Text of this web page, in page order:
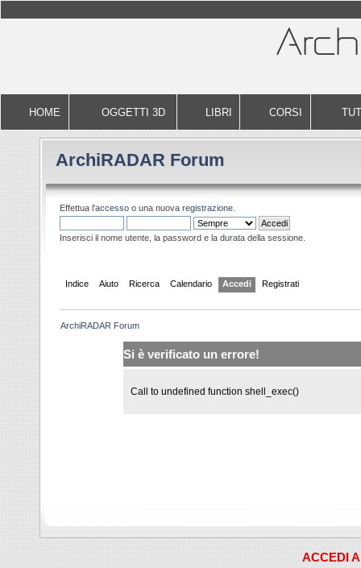
HOME OGGETTI 3D LIBRI CORSI
ArchiRADAR Forum
Effettua l'accesso o una nuova registrazione.
Inserisci il nome utente, la password e la durata della sessione.
Indice Aiuto Ricerca Calendario Accedi Registrati
ArchiRADAR Forum
Si è verificato un errore!
Call to undefined function shell_exec()
ACCEDI